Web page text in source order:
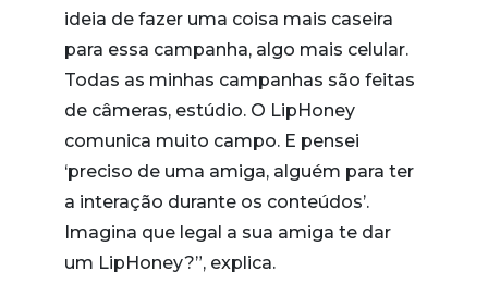
ideia de fazer uma coisa mais caseira
para essa campanha, algo mais celular.
Todas as minhas campanhas são feitas
de câmeras, estúdio. O LipHoney
comunica muito campo. E pensei
‘preciso de uma amiga, alguém para ter
a interação durante os conteúdos’.
Imagina que legal a sua amiga te dar
um LipHoney?”, explica.